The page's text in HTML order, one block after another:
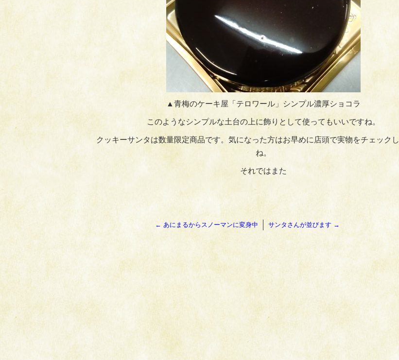
▲青梅のケーキ屋「テロワール」シンプル濃厚ショコラ
このようなシンプルな土台の上に飾りとして使ってもいいですね。
クッキーサンタは数量限定商品です。気になった方はお早めに店頭で実物をチェック
ね。
それではまた
← あにまるからスノーマンに変身中 サンタさんが並びます →